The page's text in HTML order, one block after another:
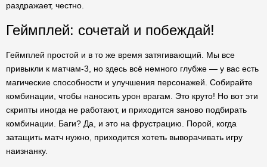
раздражает, честно.
Геймплей: сочетай и побеждай!
Геймплей простой и в то же время затягивающий. Мы все
привыкли к матчам-3, но здесь всё немного глубже — у вас есть
магические способности и улучшения персонажей. Собирайте
комбинации, чтобы наносить урон врагам. Это круто! Но вот эти
скрипты иногда не работают, и приходится заново подбирать
комбинации. Баги? Да, и это на фрустрацию. Порой, когда
затащить матч нужно, приходится хотеть выворачивать игру
наизнанку.